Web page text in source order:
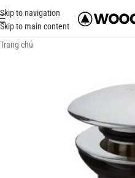
Skip to navigation
Skip to main content
Trang chủ